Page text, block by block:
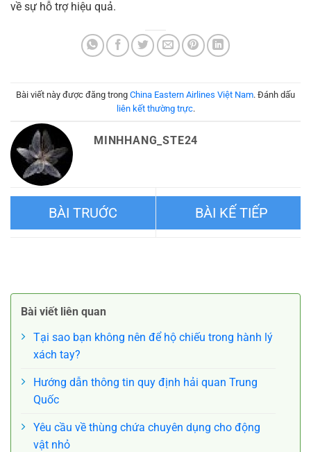
về sự hỗ trợ hiệu quả.
Bài viết này được đăng trong China Eastern Airlines Việt Nam. Đánh dấu
liên kết thường trực.
MINHHANG_STE24
nắm vững
Bài viết liên quan
Tại sao bạn không nên để hộ chiếu trong hành lý
xách tay?
Hướng dẫn thông tin quy định hải quan Trung
Quốc
Yêu cầu về thùng chứa chuyên dụng cho động
vật nhỏ